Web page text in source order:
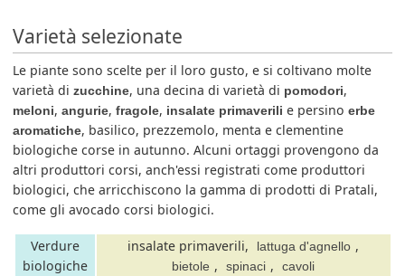
Varietà selezionate
Le piante sono scelte per il loro gusto, e si coltivano molte
varietà dizucchine, una decina di varietà di pomodori,
meloni,angurie,fragole, insalate primaverili e persinoerbe
aromatiche, basilico, prezzemolo, menta e clementine
biologiche corse in autunno. Alcuni ortaggi provengono da
altri produttori corsi, anch'essi registrati come produttori
biologici, che arricchiscono la gamma di prodotti di Pratali,
come gli avocado corsi biologici.
Verdure
biologiche
insalate primaverili, lattuga d'agnello ,
bietole , spinaci , cavoli